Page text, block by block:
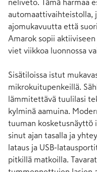
neliveto. Tämä harmaa
automaattivaihteistolla,
ajomukavuutta että
Amarok sopii
viet viikkoa luonnossa
Sisätiloissa istut
mikrokuitupenkeillä.
lämmitettävä tuulilasi
kylminä aamuina.
tuuman kosketusnäyttö
sinut ajan tasalla ja
lataus ja USB-
pitkillä matkoilla.